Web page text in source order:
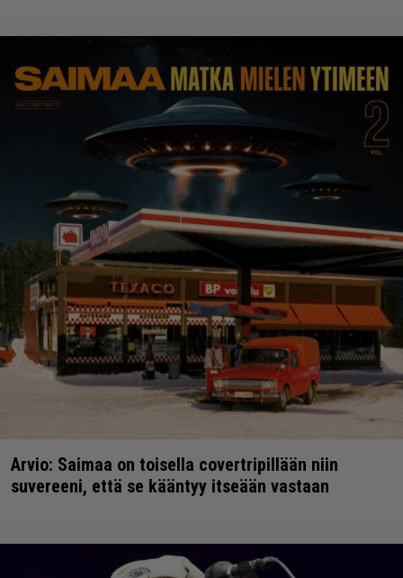
Arvio: Saimaa on toisella covertripillään niin
suvereeni, että se kääntyy itseään vastaan